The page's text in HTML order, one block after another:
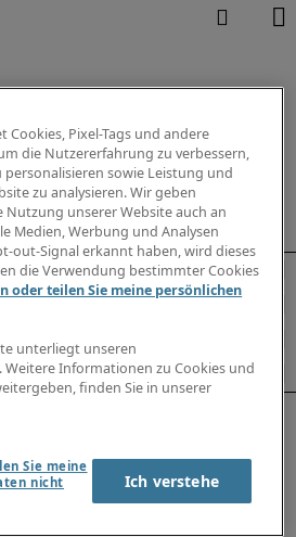
Cookies, Pixel-Tags und andere
die Nutzererfahrung zu verbessern,
sowie Leistung und
zu analysieren. Wir geben
unserer Website auch an
Medien, Werbung und Analysen
out-Signal erkannt haben, wird dieses
die Verwendung bestimmter Cookies
oder teilen Sie meine persönlichen
unterliegt unseren
. Weitere Informationen zu Cookies und
finden Sie in unserer
Sie meine
nicht
Ich verstehe